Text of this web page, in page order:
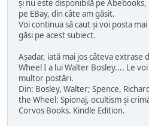
și nu este disponibilă pe
pe EBay, din câte am găsit.
Voi continua să caut și voi posta
găsi pe acest subiect.
Așadar, iată mai jos câteva extrase
Wheel I a lui Walter Bosley.... Le
multor postări.
Din: Bosley, Walter; Spence,
the Wheel: Spionaj, ocultism și
Corvos Books. Kindle Edition.